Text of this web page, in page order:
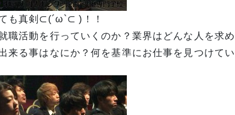
も真剣⊂(´ω`⊂ )！！
職活動を行っていくのか？業界はどんな人を求
来る事はなにか？何を基準にお仕事を見つけて